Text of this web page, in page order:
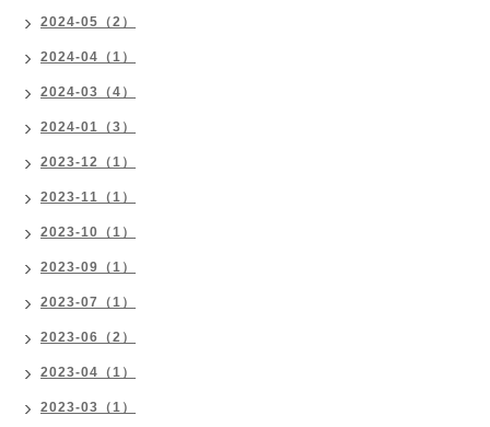
2024-05（2）
2024-04（1）
2024-03（4）
2024-01（3）
2023-12（1）
2023-11（1）
2023-10（1）
2023-09（1）
2023-07（1）
2023-06（2）
2023-04（1）
2023-03（1）